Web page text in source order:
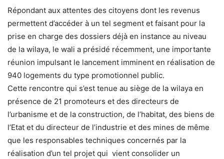
Répondant aux attentes des citoyens dont les revenus
permettent d’accéder à un tel segment et faisant pour la
prise en charge des dossiers déjà en instance au niveau
de la wilaya, le wali a présidé récemment, une importante
réunion impulsant le lancement imminent en réalisation de
940 logements du type promotionnel public.
Cette rencontre qui s’est tenue au siège de la wilaya en
présence de 21 promoteurs et des directeurs de
l’urbanisme et de la construction, de l’habitat, des biens de
l’Etat et du directeur de l’industrie et des mines de même
que les responsables techniques concernés par la
réalisation d’un tel projet qui vient consolider un